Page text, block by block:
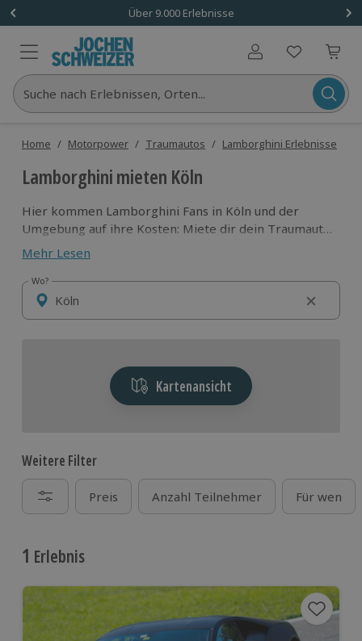
Über 9.000 Erlebnisse
Benutzerkonto
Suche nach Erlebnissen, Orten...
Home / Motorpower / Traumautos / Lamborghini Erlebnisse
Lamborghini mieten Köln
Hier kommen Lamborghini Fans in Köln und der
Umgebung auf ihre Kosten: Miete dir dein Traumauto
und erlebe die unfassbare Power der Lambos auf den
Straßen am Rhein. Ob Lamborghini Huracán fahren
oder Rennstreckentraining - hier findest du unsere
besten Angebote für die Domstadt und die ganze
Region um Köln.
Mehr Lesen
Wo?
Wo?
Kartenansicht
Weitere Filter
Preis Anzahl Teilnehmer Für wen
1 Erlebnis